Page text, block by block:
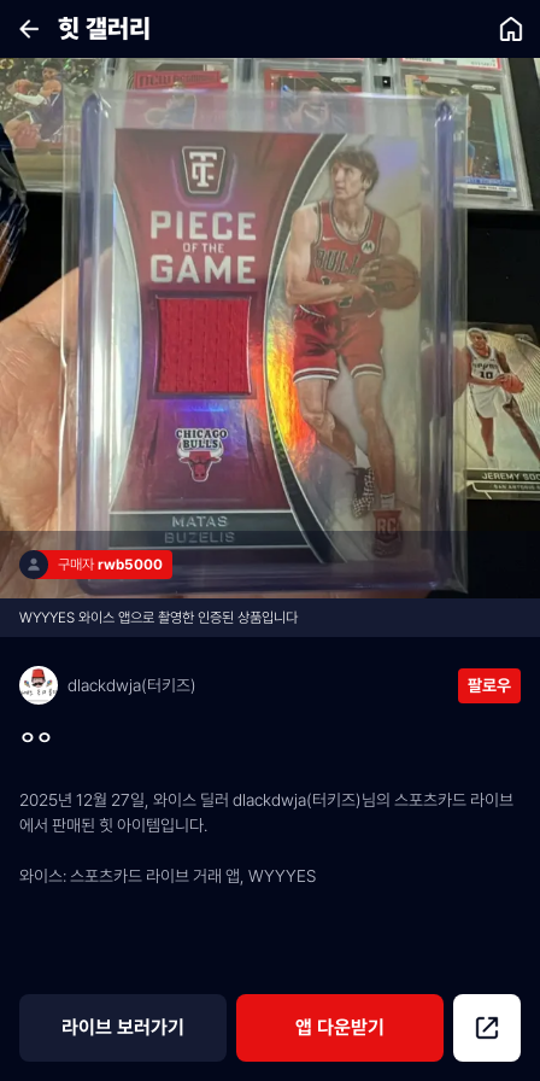
힛 갤러리
구매자 rwb5000
WYYYES 와이스 앱으로 촬영한 인증된 상품입니다
dlackdwja(터키즈) 팔로우
ㅇㅇ
2025년 12월 27일, 와이스 딜러 dlackdwja(터키즈)님의 스포츠카드 라이브
에서 판매된 힛 아이템입니다.
와이스: 스포츠카드 라이브 거래 앱, WYYYES
라이브 보러가기 앱 다운받기